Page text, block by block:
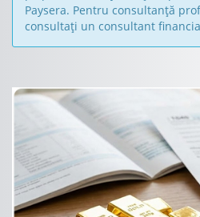
Paysera. Pentru consultanță
consultați un consultant